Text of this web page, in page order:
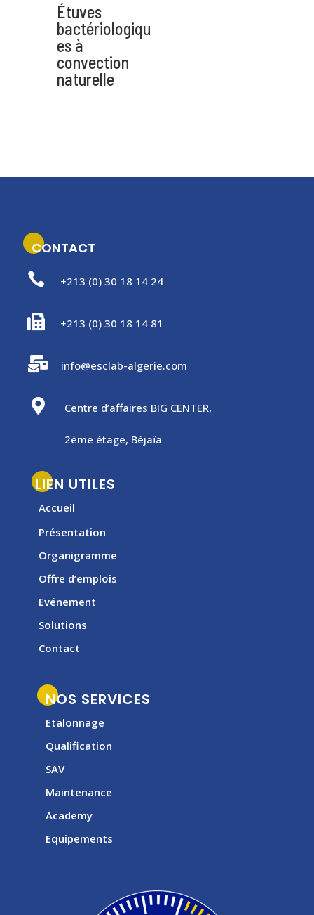
e
:
Étuves
bactériologiqu
es à
convection
naturelle
CONTACT

+213 (0) 30 18 14 24
 +213 (0) 30 18 14 81
 info@esclab-algerie.com
 Centre d’affaires BIG CENTER,
2ème étage, Béjaïa
LIEN UTILES
Accueil
Présentation
Organigramme
Offre d’emplois
Evénement
Solutions
Contact
NOS SERVICES
Etalonnage
Qualification
SAV
Maintenance
Academy
Equipements